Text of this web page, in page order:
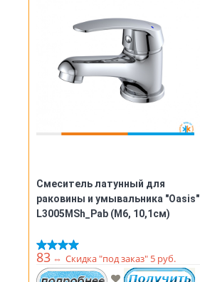
Смеситель латунный для
раковины и умывальника "Oasis"
L3005MSh_Pab (М6, 10,1см)
83 ⇔ Скидка "под заказ" 5 руб.